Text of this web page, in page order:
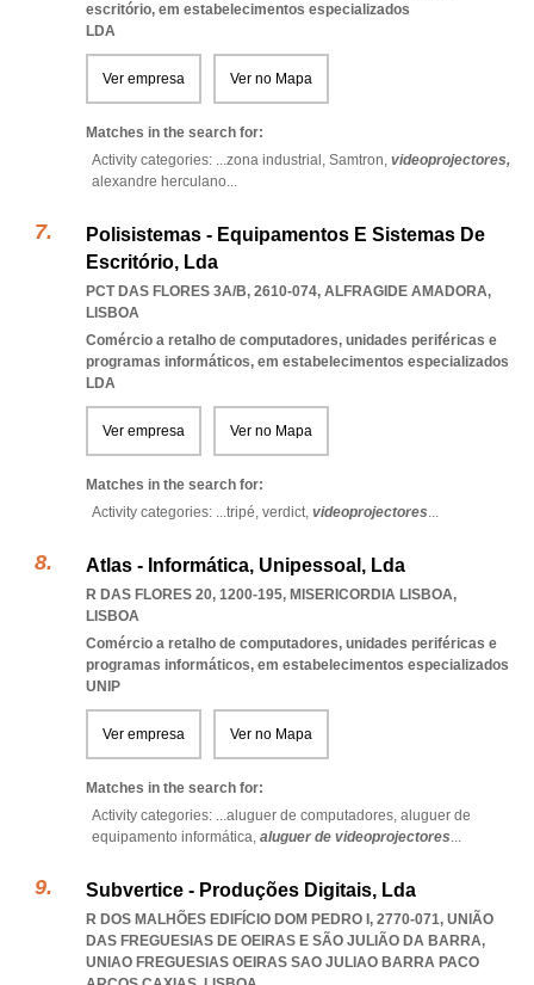
escritório, em estabelecimentos especializados
LDA
Ver empresa Ver no Mapa
Matches in the search for:
Activity categories: ...zona industrial, Samtron, videoprojectores,
alexandre herculano...
Polisistemas - Equipamentos E Sistemas De
Escritório, Lda
PCT DAS FLORES 3A/B, 2610-074, ALFRAGIDE AMADORA,
LISBOA
Comércio a retalho de computadores, unidades periféricas e
programas informáticos, em estabelecimentos especializados
LDA
Ver empresa Ver no Mapa
Matches in the search for:
Activity categories: ...tripé, verdict, videoprojectores...
Atlas - Informática, Unipessoal, Lda
R DAS FLORES 20, 1200-195, MISERICORDIA LISBOA,
LISBOA
Comércio a retalho de computadores, unidades periféricas e
programas informáticos, em estabelecimentos especializados
UNIP
Ver empresa Ver no Mapa
Matches in the search for:
Activity categories: ...aluguer de computadores, aluguer de
equipamento informática, aluguer de videoprojectores...
Subvertice - Produções Digitais, Lda
R DOS MALHÕES EDIFÍCIO DOM PEDRO I, 2770-071, UNIÃO
DAS FREGUESIAS DE OEIRAS E SÃO JULIÃO DA BARRA,
UNIAO FREGUESIAS OEIRAS SAO JULIAO BARRA PACO